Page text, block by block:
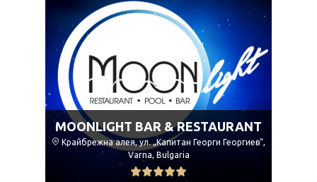
MOONLIGHT BAR & RESTAURANT
Крайбрежна алея, ул. „Капитан Георги Георгиев“,
Varna, Bulgaria